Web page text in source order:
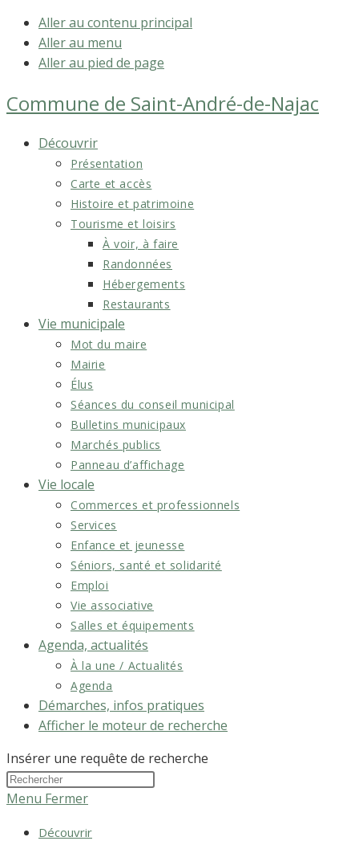
Aller au contenu principal
Aller au menu
Aller au pied de page
Commune de Saint-André-de-Najac
Découvrir
Présentation
Carte et accès
Histoire et patrimoine
Tourisme et loisirs
À voir, à faire
Randonnées
Hébergements
Restaurants
Vie municipale
Mot du maire
Mairie
Élus
Séances du conseil municipal
Bulletins municipaux
Marchés publics
Panneau d’affichage
Vie locale
Commerces et professionnels
Services
Enfance et jeunesse
Séniors, santé et solidarité
Emploi
Vie associative
Salles et équipements
Agenda, actualités
À la une / Actualités
Agenda
Démarches, infos pratiques
Afficher le moteur de recherche
Insérer une requête de recherche
Menu Fermer
Découvrir